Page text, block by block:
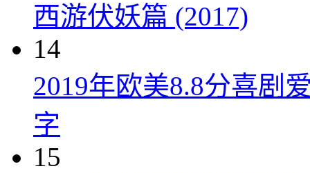
西游伏妖篇 (2017)
14
2019年欧美8.8分喜剧
字
15